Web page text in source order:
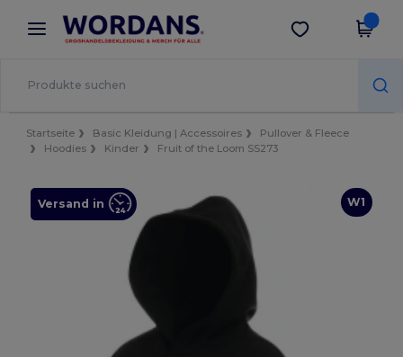
× Wordans App
Bessere Preise in der App!
App holen
Startseite Basic Kleidung | Accessoires
Pullover & Fleece
Hoodies
Kinder Fruit of the Loom SS273
W1
Versand in